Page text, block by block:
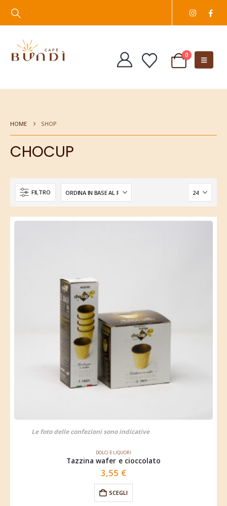
0
HOME SHOP
CHOCUP
FILTRO
Le foto delle confezioni sono indicative
DOLCI E LIQUORI
Tazzina wafer e cioccolato
3,55 €
SCEGLI